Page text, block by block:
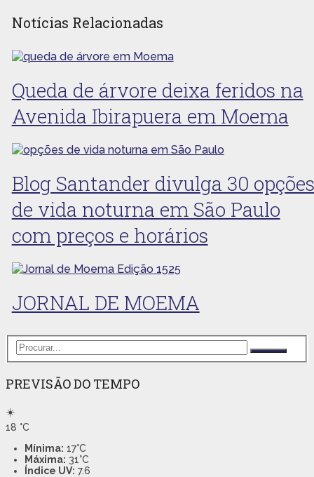
Notícias Relacionadas
Queda de árvore deixa feridos na
Avenida Ibirapuera em Moema
Blog Santander divulga 30 opções
de vida noturna em São Paulo
com preços e horários
JORNAL DE MOEMA
PREVISÃO DO TEMPO
☀️
18 °C
Mínima: 17°C
Máxima: 31°C
Índice UV: 7.6